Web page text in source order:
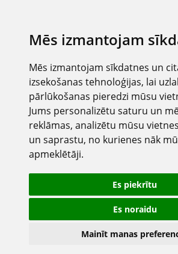
Mēs izmantojam
Mēs izmantojam sīkdatnes un
izsekošanas tehnoloģijas, lai
pārlūkošanas pieredzi mūsu
Jums personalizētu saturu un
reklāmas, analizētu mūsu
un saprastu, no kurienes nāk
apmeklētāji.
Es piekrītu
Es noraidu
Mainīt manas